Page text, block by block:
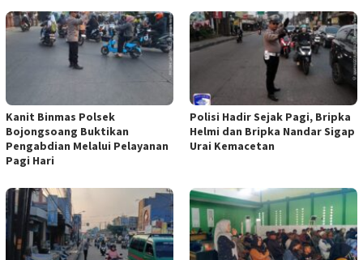
Kanit Binmas Polsek
Bojongsoang Buktikan
Pengabdian Melalui Pelayanan
Pagi Hari
Polisi Hadir Sejak Pagi, Bripka
Helmi dan Bripka Nandar Sigap
Urai Kemacetan